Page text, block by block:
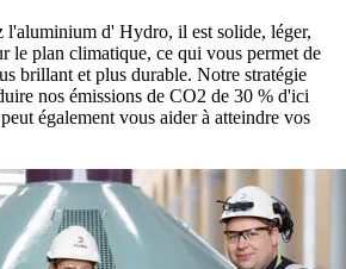
l'aluminium d' Hydro, il est solide, léger,
le plan climatique, ce qui vous permet de
brillant et plus durable. Notre stratégie
nos émissions de CO2 de 30 % d'ici
également vous aider à atteindre vos